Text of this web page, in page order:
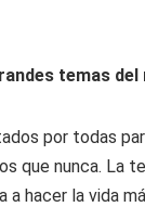
temas
por todas
que nunca. La
a hacer la vida